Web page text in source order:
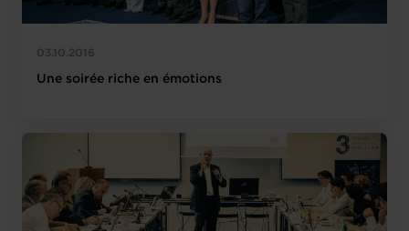
03.10.2016
Une soirée riche en émotions